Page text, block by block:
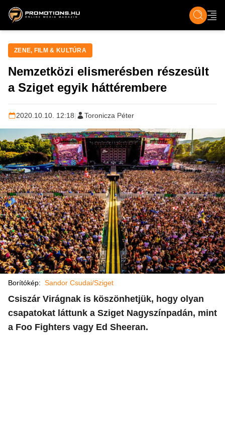
ZENE, FILM & KULT ÉLET TECH &
ZENE, FILM & KULTÚRA
Nemzetközi elismerésben részesült
a Sziget egyik háttérembere
2020.10.10. 12:18| Toronicza Péter
Borítókép: Sandor Csudai/Sziget
Csiszár Virágnak is köszönhetjük, hogy olyan
csapatokat láttunk a Sziget Nagyszínpadán, mint
a Foo Fighters vagy Ed Sheeran.